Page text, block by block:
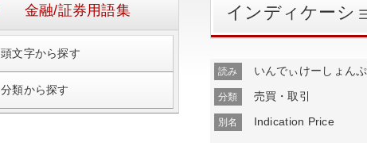
インディケーシ
読み いんでぃけーしょん
分類 売買・取引
別名 Indication Price
金融/証券用語集
頭文字から探す
分類から探す